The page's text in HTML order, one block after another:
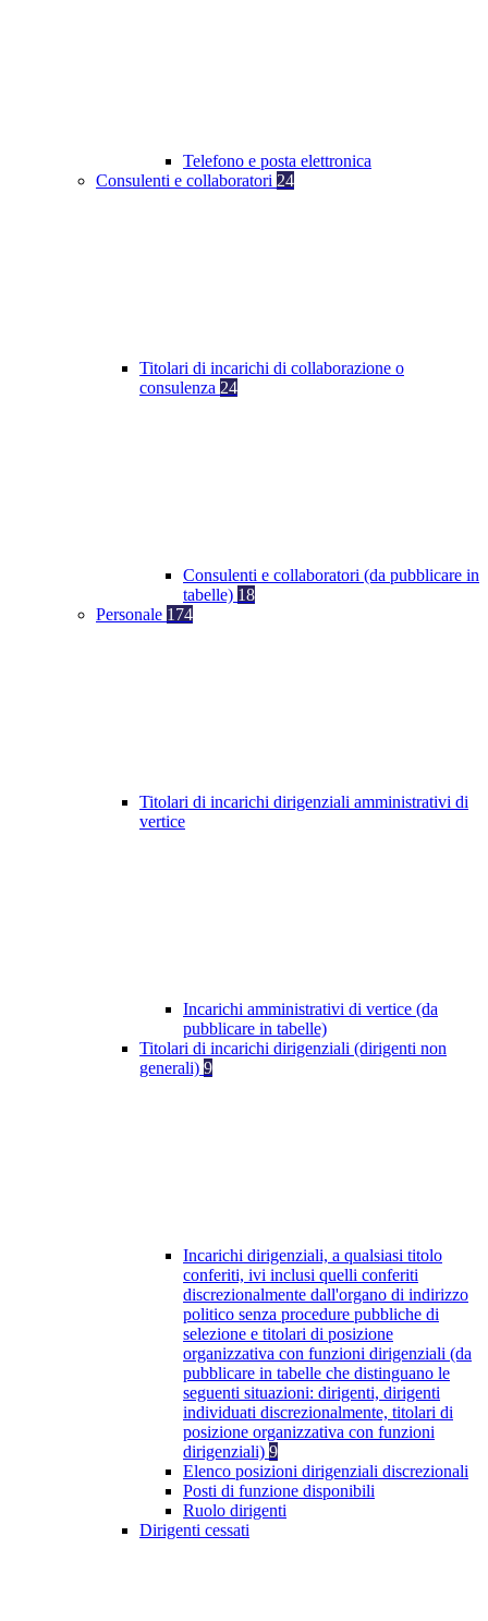
Telefono e posta elettronica
Consulenti e collaboratori 24
Titolari di incarichi di collaborazione o
consulenza 24
Consulenti e collaboratori (da pubblicare in
tabelle) 18
Personale 174
Titolari di incarichi dirigenziali amministrativi di
vertice
Incarichi amministrativi di vertice (da
pubblicare in tabelle)
Titolari di incarichi dirigenziali (dirigenti non
generali) 9
Incarichi dirigenziali, a qualsiasi titolo
conferiti, ivi inclusi quelli conferiti
discrezionalmente dall'organo di indirizzo
politico senza procedure pubbliche di
selezione e titolari di posizione
organizzativa con funzioni dirigenziali (da
pubblicare in tabelle che distinguano le
seguenti situazioni: dirigenti, dirigenti
individuati discrezionalmente, titolari di
posizione organizzativa con funzioni
dirigenziali) 9
Elenco posizioni dirigenziali discrezionali
Posti di funzione disponibili
Ruolo dirigenti
Dirigenti cessati